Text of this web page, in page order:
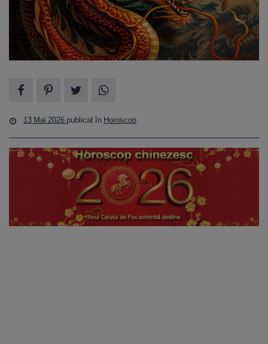
13 Mai 2026 publicat în Horoscop